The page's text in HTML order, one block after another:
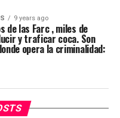
9 years ago
de las Farc , miles de
y traficar coca. Son
opera la criminalidad: